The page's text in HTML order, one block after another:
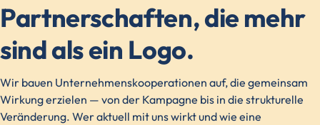
Partnerschaften, die mehr
sind als ein Logo.
Wir bauen Unternehmenskooperationen auf, die gemeinsam
Wirkung erzielen — von der Kampagne bis in die strukturelle
Veränderung. Wer aktuell mit uns wirkt und wie eine